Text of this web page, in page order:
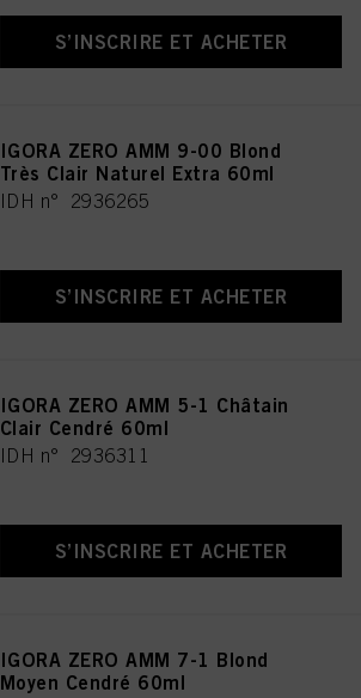
S’INSCRIRE ET ACHETER
IGORA ZERO AMM 9-00 Blond
Très Clair Naturel Extra 60ml
IDH n° 2936265
S’INSCRIRE ET ACHETER
IGORA ZERO AMM 5-1 Châtain
Clair Cendré 60ml
IDH n° 2936311
S’INSCRIRE ET ACHETER
IGORA ZERO AMM 7-1 Blond
Moyen Cendré 60ml